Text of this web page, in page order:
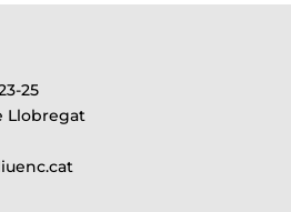
25
Llobregat